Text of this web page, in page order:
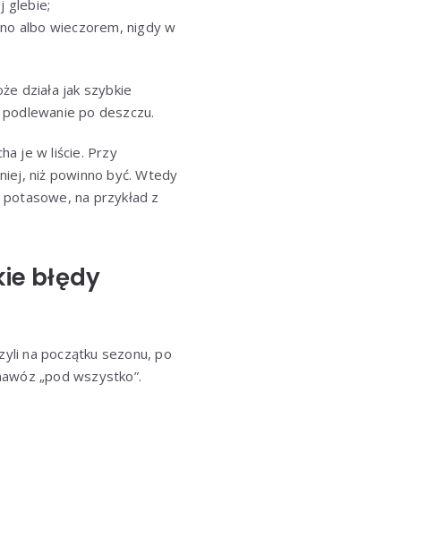
glebie;
albo wieczorem, nigdy w
działa jak szybkie
po deszczu.
je w liście. Przy
niż powinno być. Wtedy
na przykład z
błędy
na początku sezonu, po
„pod wszystko”.